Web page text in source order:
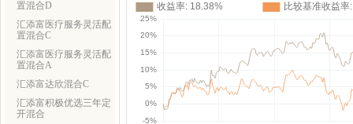
置混合D
汇添富医疗服务灵活配
置混合C
汇添富医疗服务灵活配
置混合A
汇添富达欣混合C
汇添富积极优选三年定
开混合